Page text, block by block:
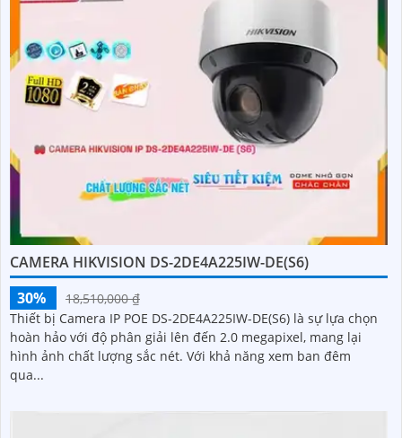
CAMERA HIKVISION DS-2DE4A225IW-DE(S6)
30%
18,510,000 ₫
Thiết bị Camera IP POE DS-2DE4A225IW-DE(S6) là sự lựa chọn
hoàn hảo với độ phân giải lên đến 2.0 megapixel, mang lại
hình ảnh chất lượng sắc nét. Với khả năng xem ban đêm
qua...